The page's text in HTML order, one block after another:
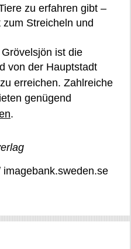
zu erfahren gibt –
Streicheln und
ist die
von der Hauptstadt
erreichen. Zahlreiche
genügend
.